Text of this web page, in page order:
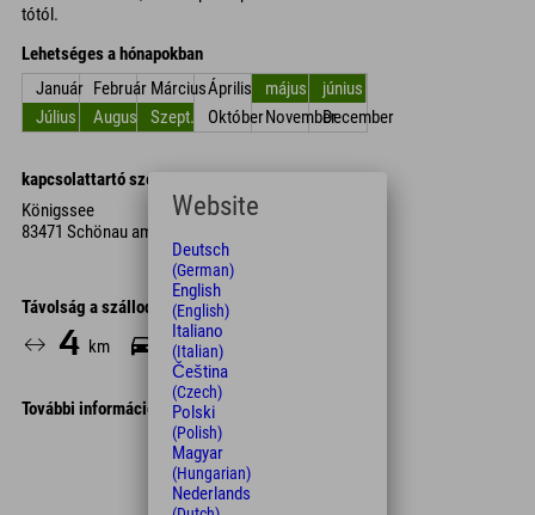
tótól.
Lehetséges a hónapokban
Január Február MárciusÁprilis május
június
Július
AugusztusSzept. OktóberNovemberDecember
kapcsolattartó személy
Königssee
83471 Schönau am Königssee
Távolság a szállodától
4 km 9 Min.
További információk
Leaflet
Website
Deutsch
(German)
English
(English)
Italiano
(Italian)
Čeština
(Czech)
Polski
(Polish)
Magyar
(Hungarian)
Nederlands